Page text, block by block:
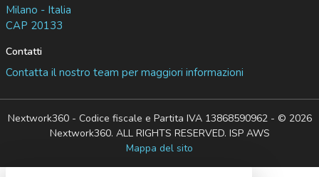
Milano - Italia
CAP 20133
Contatti
Contatta il nostro team per maggiori informazioni
Nextwork360 - Codice fiscale e Partita IVA 13868590962 - © 2026
Nextwork360. ALL RIGHTS RESERVED. ISP AWS
Mappa del sito